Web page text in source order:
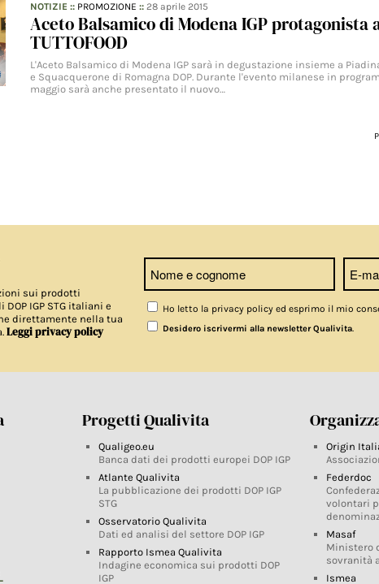
NOTIZIE :: PROMOZIONE ::28 aprile 2015
Aceto Balsamico di Modena IGP protagonista
TUTTOFOOD
L'Aceto Balsamico di Modena IGP sarà in degustazione insieme a
e Squacquerone di Romagna DOP. Durante l'evento milanese in
maggio sarà anche presentato il nuovo…
sui prodotti
IGP STG italiani e
direttamente nella tua
Leggi privacy policy
Ho letto la privacy policy ed esprimo il mio
Desidero iscrivermi alla newsletter Qualivita.
Progetti Qualivita
Qualigeo.eu
Banca dati dei prodotti europei DOP IGP
Atlante Qualivita
La pubblicazione dei prodotti DOP IGP
STG
Osservatorio Qualivita
Dati ed analisi del settore DOP IGP
Rapporto Ismea Qualivita
Indagine economica sui prodotti DOP
IGP
Origin
Federdoc
volontari
Masaf
Ministero
sovranità
Ismea